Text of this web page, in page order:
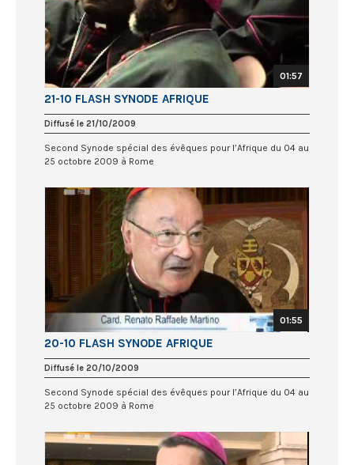
01:57
21-10 FLASH SYNODE AFRIQUE
Diffusé le 21/10/2009
Second Synode spécial des évêques pour l’Afrique du 04 au
25 octobre 2009 à Rome
01:55
20-10 FLASH SYNODE AFRIQUE
Diffusé le 20/10/2009
Second Synode spécial des évêques pour l’Afrique du 04 au
25 octobre 2009 à Rome